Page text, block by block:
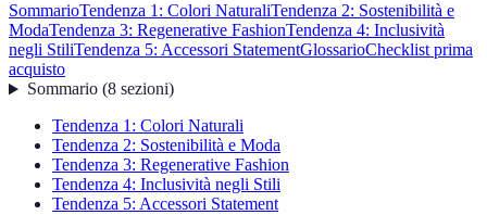
SommarioTendenza 1: Colori NaturaliTendenza 2: Sostenibilità e
ModaTendenza 3: Regenerative FashionTendenza 4: Inclusività
negli StiliTendenza 5: Accessori StatementGlossarioChecklist prima
acquisto
Sommario(8 sezioni)
Tendenza 1: Colori Naturali
Tendenza 2: Sostenibilità e Moda
Tendenza 3: Regenerative Fashion
Tendenza 4: Inclusività negli Stili
Tendenza 5: Accessori Statement